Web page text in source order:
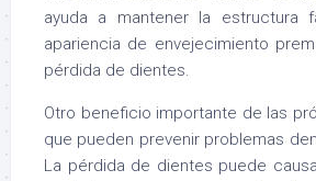
ayuda a mantener la estructura
apariencia de envejecimiento
pérdida de dientes.
Otro beneficio importante de las
que pueden prevenir problemas
La pérdida de dientes puede